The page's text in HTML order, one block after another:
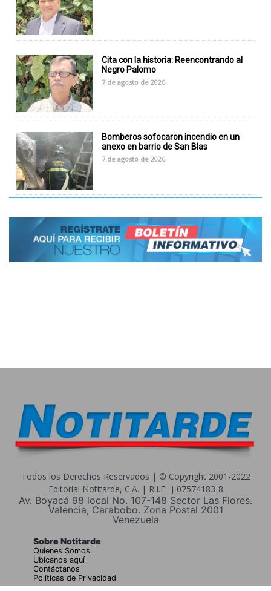
Cita con la historia: Reencontrando al
Negro Palomo
7 de agosto de 2026
Bomberos sofocaron incendio en un
anexo en barrio de San Blas
7 de agosto de 2026
Todos los Derechos Reservados | © Copyright 2001-2022
Editorial Notitarde, C.A. | R.I.F.: J-07574183-8
Av. Boyacá 98 local No. 107-148 Sector Las Flores.
Valencia, Carabobo. Zona Postal 2001
Venezuela
Sobre Notitarde
Quienes Somos
Ubícanos aquí
Contáctanos
Políticas de Privacidad